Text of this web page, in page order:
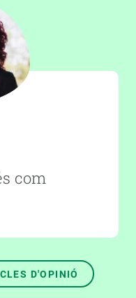
com
D'OPINIÓ